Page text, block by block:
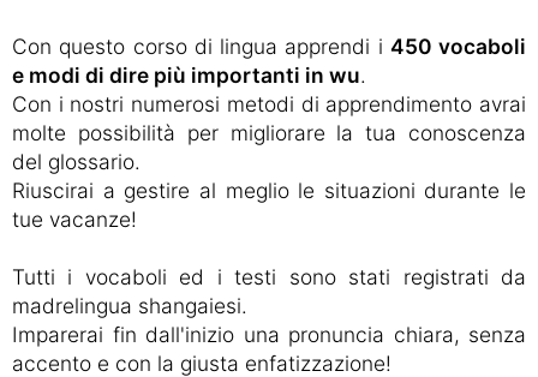
Con questo corso di lingua apprendi i 450 vocaboli
e modi di dire più importanti in wu.
Con i nostri numerosi metodi di apprendimento avrai
molte possibilità per migliorare la tua conoscenza
del glossario.
Riuscirai a gestire al meglio le situazioni durante le
tue vacanze!
Tutti i vocaboli ed i testi sono stati registrati da
madrelingua shangaiesi.
Imparerai fin dall'inizio una pronuncia chiara, senza
accento e con la giusta enfatizzazione!